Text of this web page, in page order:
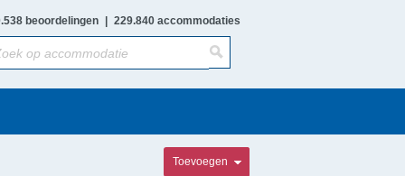
beoordelingen 229.840 accommodaties
Toevoegen